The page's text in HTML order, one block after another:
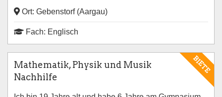
Ort: Gebenstorf (Aargau)
Fach: Englisch
BIETE
Mathematik, Physik und Musik
Nachhilfe